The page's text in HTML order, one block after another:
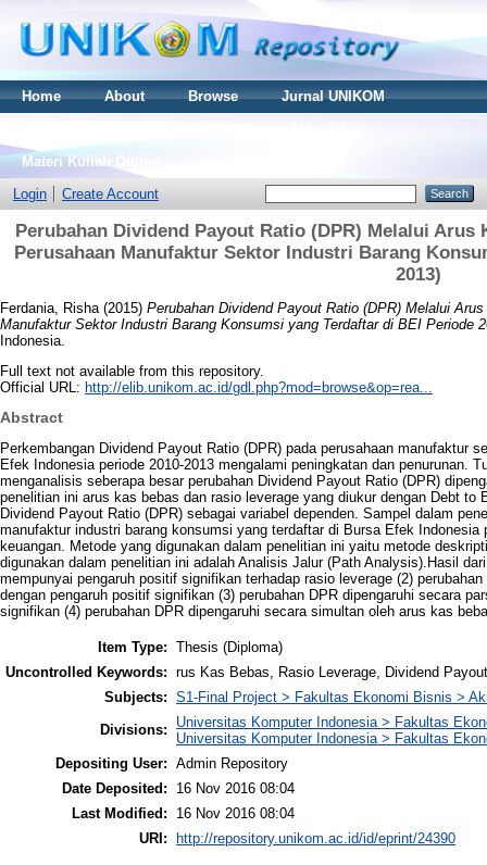
Home About Browse
Jurnal UNIKOM
Materi Kuliah Online
Login
Create Account
Perubahan Dividend Payout Ratio (DPR) Melalui Arus
Perusahaan Manufaktur Sektor Industri Barang
2013)
Ferdania, Risha (2015) Perubahan Dividend Payout Ratio (DPR) Melalui
Manufaktur Sektor Industri Barang Konsumsi yang Terdaftar di BEI Periode
Indonesia.
Full text not available from this repository.
Official URL: http://elib.unikom.ac.id/gdl.php?mod=browse&op=rea...
Abstract
Perkembangan Dividend Payout Ratio (DPR) pada perusahaan manufaktur
Efek Indonesia periode 2010-2013 mengalami peningkatan dan penurunan.
menganalisis seberapa besar perubahan Dividend Payout Ratio (DPR)
penelitian ini arus kas bebas dan rasio leverage yang diukur dengan Debt to
Dividend Payout Ratio (DPR) sebagai variabel dependen. Sampel dalam
manufaktur industri barang konsumsi yang terdaftar di Bursa Efek Indonesia
keuangan. Metode yang digunakan dalam penelitian ini yaitu metode
digunakan dalam penelitian ini adalah Analisis Jalur (Path Analysis).Hasil
mempunyai pengaruh positif signifikan terhadap rasio leverage (2)
dengan pengaruh positif signifikan (3) perubahan DPR dipengaruhi secara
signifikan (4) perubahan DPR dipengaruhi secara simultan oleh arus kas
Item Type: Thesis (Diploma)
Uncontrolled Keywords: rus Kas Bebas, Rasio Leverage, Dividend
Subjects: S1-Final Project > Fakultas Ekonomi Bisnis >
Divisions:
Universitas Komputer Indonesia > Fakultas
Universitas Komputer Indonesia > Fakultas
Depositing User: Admin Repository
Date Deposited:
16 Nov 2016 08:04
Last Modified:
16 Nov 2016 08:04
URI:
http://repository.unikom.ac.id/id/eprint/24390